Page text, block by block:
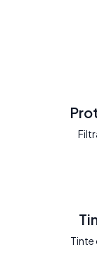
Tinte